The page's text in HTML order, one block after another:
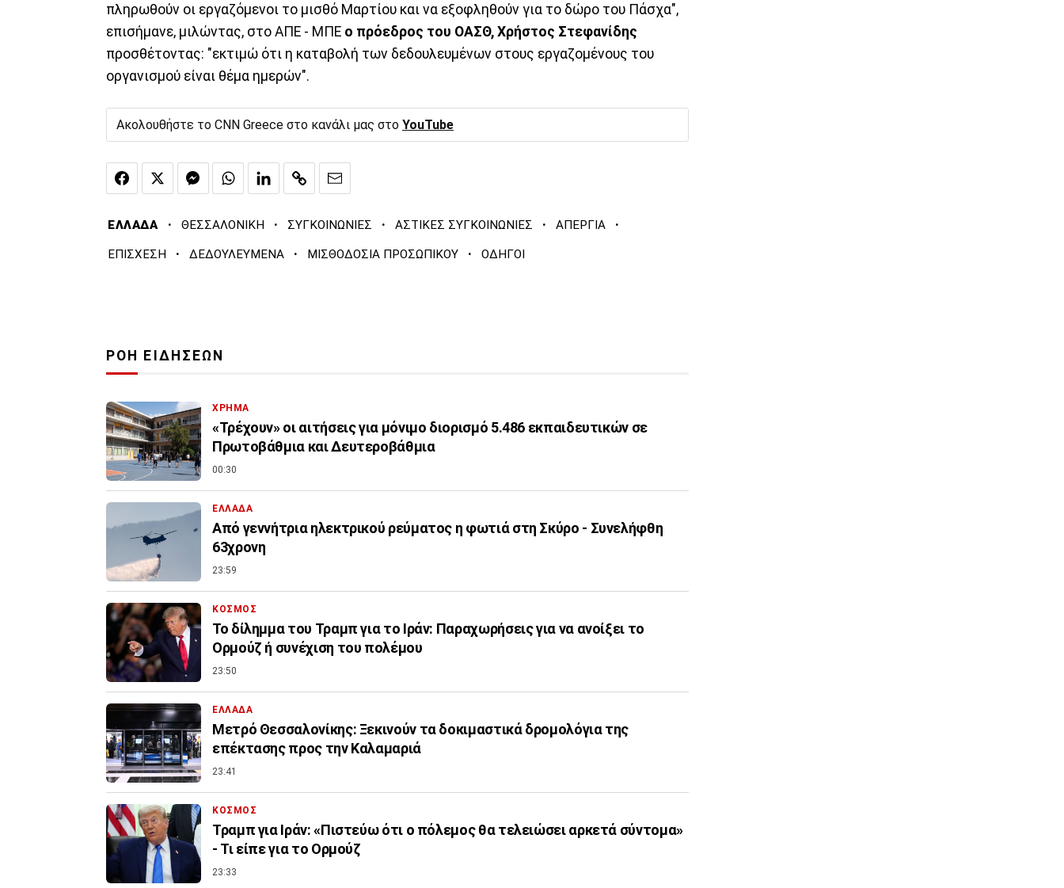
πληρωθούν οι εργαζόμενοι το μισθό Μαρτίου και να εξοφληθούν για το δώρο του Πάσχα",
επισήμανε, μιλώντας, στο ΑΠΕ - ΜΠΕ ο πρόεδρος του ΟΑΣΘ, Χρήστος Στεφανίδης
προσθέτοντας: "εκτιμώ ότι η καταβολή των δεδουλευμένων στους εργαζομένους του
οργανισμού είναι θέμα ημερών".
Ακολουθήστε το CNN Greece στο κανάλι μας στο YouTube
ΕΛΛΑΔΑ · ΘΕΣΣΑΛΟΝΙΚΗ · ΣΥΓΚΟΙΝΩΝΙΕΣ · ΑΣΤΙΚΕΣ ΣΥΓΚΟΙΝΩΝΙΕΣ · ΑΠΕΡΓΙΑ ·
ΕΠΙΣΧΕΣΗ · ΔΕΔΟΥΛΕΥΜΕΝΑ · ΜΙΣΘΟΔΟΣΙΑ ΠΡΟΣΩΠΙΚΟΥ · ΟΔΗΓΟΙ
ΡΟΗ ΕΙΔΗΣΕΩΝ
ΧΡΗΜΑ
«Τρέχουν» οι αιτήσεις για μόνιμο διορισμό 5.486 εκπαιδευτικών σε
Πρωτοβάθμια και Δευτεροβάθμια
00:30
ΕΛΛΑΔΑ
Από γεννήτρια ηλεκτρικού ρεύματος η φωτιά στη Σκύρο - Συνελήφθη
63χρονη
23:59
ΚΟΣΜΟΣ
Το δίλημμα του Τραμπ για το Ιράν: Παραχωρήσεις για να ανοίξει το
Ορμούζ ή συνέχιση του πολέμου
23:50
ΕΛΛΑΔΑ
Μετρό Θεσσαλονίκης: Ξεκινούν τα δοκιμαστικά δρομολόγια της
επέκτασης προς την Καλαμαριά
23:41
ΚΟΣΜΟΣ
Τραμπ για Ιράν: «Πιστεύω ότι ο πόλεμος θα τελειώσει αρκετά σύντομα»
- Τι είπε για το Ορμούζ
23:33